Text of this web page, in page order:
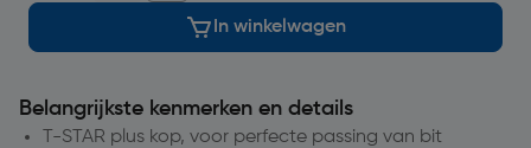
In winkelwagen
Belangrijkste kenmerken en details
T-STAR plus kop, voor perfecte passing van bit